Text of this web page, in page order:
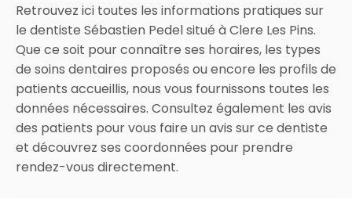
Retrouvez ici toutes les informations pratiques sur
le dentiste Sébastien Pedel situé à Clere Les Pins.
Que ce soit pour connaître ses horaires, les types
de soins dentaires proposés ou encore les profils de
patients accueillis, nous vous fournissons toutes les
données nécessaires. Consultez également les avis
des patients pour vous faire un avis sur ce dentiste
et découvrez ses coordonnées pour prendre
rendez-vous directement.